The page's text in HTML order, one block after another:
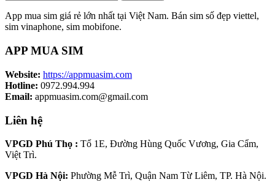
App mua sim giá rẻ lớn nhất tại Việt Nam. Bán sim số đẹp viettel,
sim vinaphone, sim mobifone.
APP MUA SIM
Website: https://appmuasim.com
Hotline: 0972.994.994
Email: appmuasim.com@gmail.com
Liên hệ
VPGD Phú Thọ : Tổ 1E, Đường Hùng Quốc Vương, Gia Cẩm,
Việt Trì.
VPGD Hà Nội: Phường Mễ Trì, Quận Nam Từ Liêm, TP. Hà Nội.